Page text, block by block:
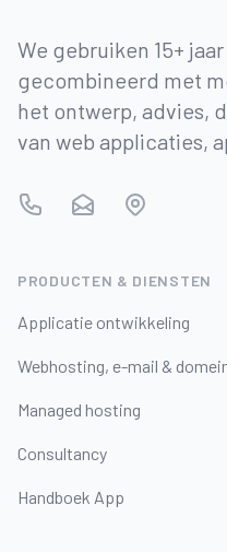
We gebruiken 15+
gecombineerd met
het ontwerp, advies,
van web applicaties,
TelefoonE-mail Adres
PRODUCTEN & DIENSTEN
Applicatie ontwikkeling
Webhosting, e-mail &
Managed hosting
Consultancy
Handboek App